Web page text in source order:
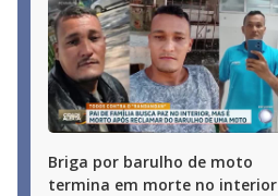
Briga por barulho de moto
termina em morte no interior